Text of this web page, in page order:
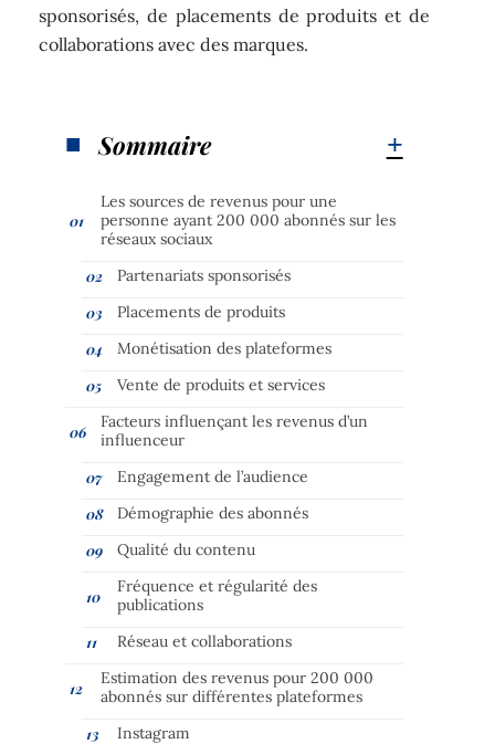
sponsorisés, de placements de produits et de
collaborations avec des marques.
Sommaire
Les sources de revenus pour une
personne ayant 200 000 abonnés sur les
réseaux sociaux
Partenariats sponsorisés
Placements de produits
Monétisation des plateformes
Vente de produits et services
Facteurs influençant les revenus d’un
influenceur
Engagement de l’audience
Démographie des abonnés
Qualité du contenu
Fréquence et régularité des
publications
Réseau et collaborations
Estimation des revenus pour 200 000
abonnés sur différentes plateformes
Instagram